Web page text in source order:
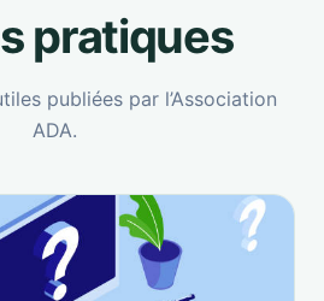
pratiques
publiées par l’Association
ADA.